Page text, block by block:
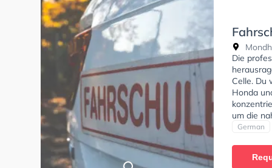
Die
Celle. Du
Honda
um die
können
German